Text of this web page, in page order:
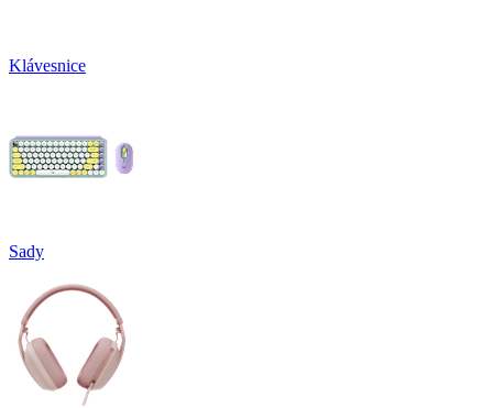
Klávesnice
Sady